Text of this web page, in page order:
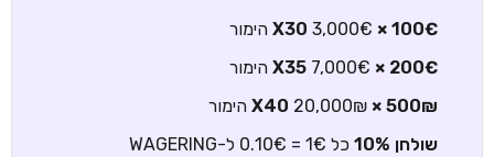
100€ × X30
3,000€ הימור
200€ × X35
7,000€ הימור
500₪ × X40
20,000₪ הימור
שולחן 10%
כל 1€ = 0.10€ ל-WAGERING